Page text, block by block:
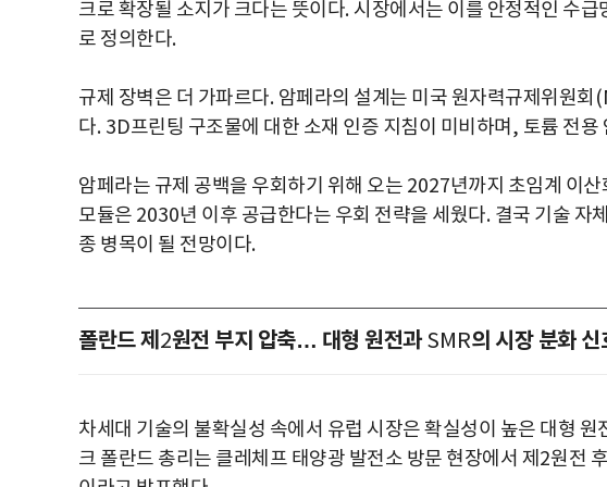
크로 확장될 소지가 크다는 뜻이다.시장에서는 이를 안정적인 수
로 정의한다.
규제 장벽은 더 가파르다. 암페라의 설계는 미국 원자력규제위원회
다. 3D프린팅 구조물에 대한 소재 인증 지침이 미비하며 , 토륨 전용
암페라는 규제 공백을 우회하기 위해 오는 2027년까지 초임계 이
모듈은 2030년 이후 공급한다는 우회 전략을 세웠다. 결국 기술 자
종 병목이 될 전망이다.
폴란드 제 2원전 부지 압축… 대형 원전과SMR의 시장 분화 신
차세대 기술의 불확실성 속에서 유럽 시장은 확실성이 높은 대형
크 폴란드 총리는 클레체프 태양광 발전소 방문 현장에서 제 2원전